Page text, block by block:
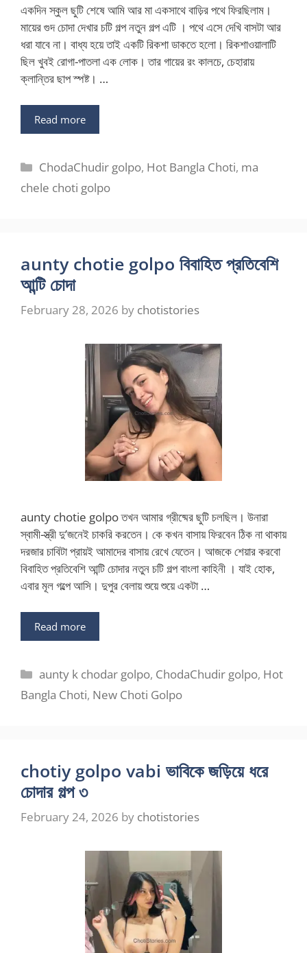
একদিন স্কুল ছুটি শেষে আমি আর মা একসাথে বাড়ির পথে ফিরছিলাম।
মায়ের গুদ চোদা দেখার চটি গল্প নতুন গল্প এটি । পথে এসে দেখি বাসটা আর
ধরা যাবে না। বাধ্য হয়ে তাই একটি রিকশা ডাকতে হলো। রিকশাওয়ালাটি
ছিল খুবই রোগা-পাতলা এক লোক। তার গায়ের রং কালচে, চেহারায়
ক্লান্তির ছাপ স্পষ্ট। …
Read more
Categories
ChodaChudir golpo, Hot Bangla Choti, ma
chele choti golpo
aunty chotie golpo বিবাহিত প্রতিবেশি
আন্টি চোদা
February 28, 2026 by chotistories
aunty chotie golpo তখন আমার গ্রীষ্মের ছুটি চলছিল। উনারা
স্বামী-স্ত্রী দু’জনেই চাকরি করতেন। কে কখন বাসায় ফিরবেন ঠিক না থাকায়
দরজার চাবিটা প্রায়ই আমাদের বাসায় রেখে যেতেন। আজকে শেয়ার করবো
বিবাহিত প্রতিবেশি আন্টি চোদার নতুন চটি গল্প বাংলা কাহিনী । যাই হোক,
এবার মূল গল্পে আসি। দুপুর বেলায় শুয়ে শুয়ে একটা …
Read more
Categories
aunty k chodar golpo, ChodaChudir golpo, Hot
Bangla Choti, New Choti Golpo
chotiy golpo vabi ভাবিকে জড়িয়ে ধরে
চোদার গল্প ৩
February 24, 2026 by chotistories